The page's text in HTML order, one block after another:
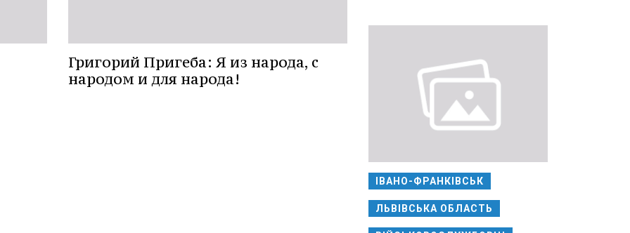
Григорий Пригеба: Я из народа, с
народом и для народа!
ІВАНО-ФРАНКІВСЬК
ЛЬВІВСЬКА ОБЛАСТЬ